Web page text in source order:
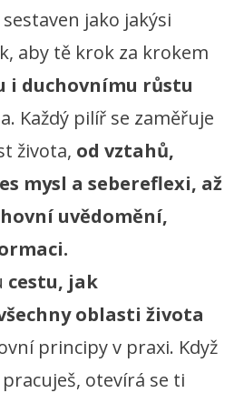
sestaven jako jakýsi
aby tě krok za krokem
i duchovnímu růstu
Každý pilíř se zaměřuje
života, od vztahů,
mysl a sebereflexi, až
uvědomění,
cestu, jak
oblasti života
principy v praxi. Když
otevírá se ti